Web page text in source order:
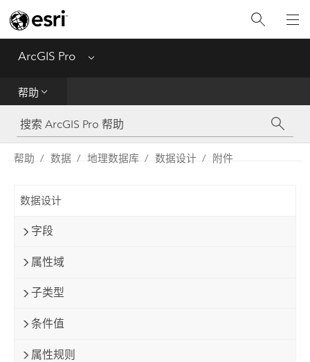
ArcGIS Pro Menu
帮助
工具参考
Python
帮助 数据 地理数据库 数据设计 附件
数据设计
字段
属性域
子类型
条件值
属性规则